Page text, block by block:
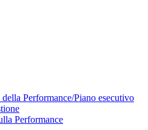
della Performance/Piano esecutivo
Performance